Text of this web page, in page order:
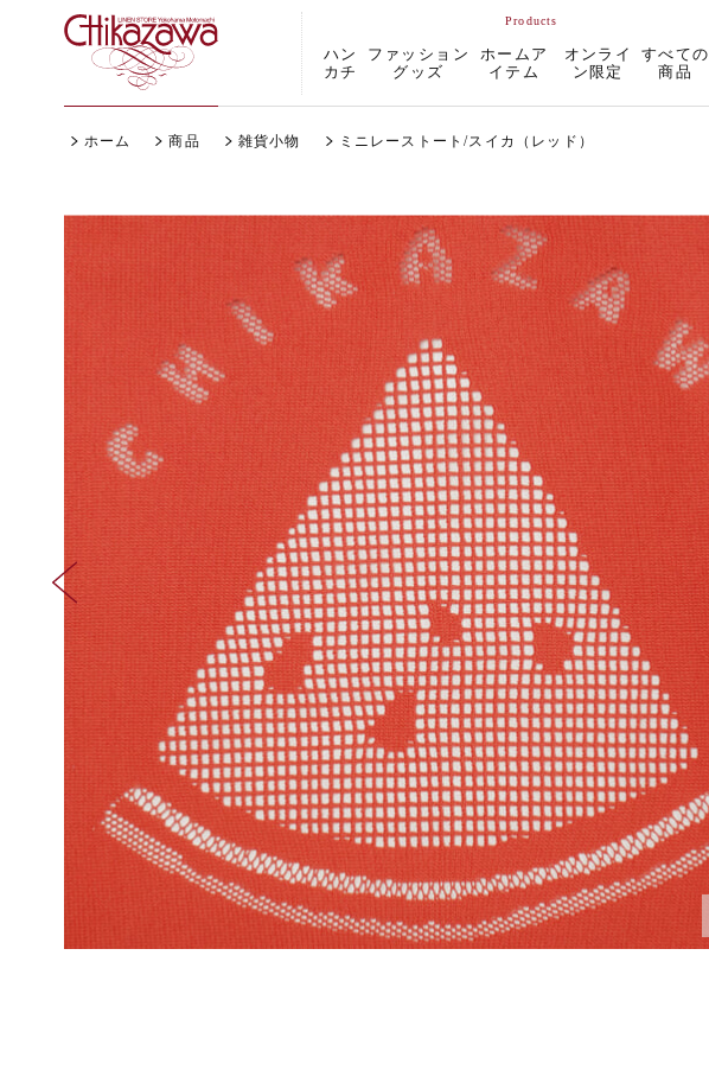
ハン
カチ
ファッション
グッズ
ホームア
イテム
オンライ
ン限定
すべての
商品
ホーム 商品 雑貨小物 ミニレーストート/スイカ（レッド）